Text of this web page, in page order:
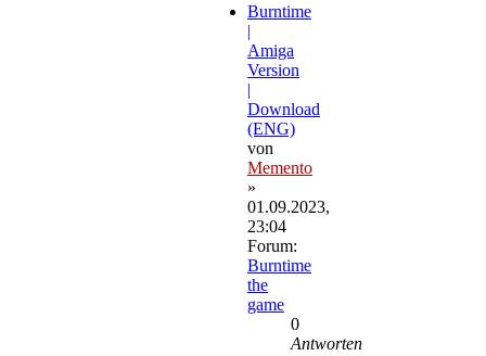
Burntime
|
Amiga
Version
|
Download
(ENG)
von
Memento
»
01.09.2023,
23:04
Forum:
Burntime
the
game
0
Antworten